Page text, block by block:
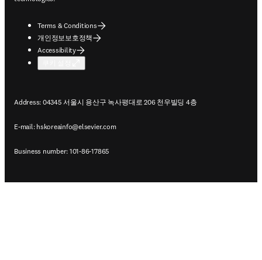
Terms & Conditions
개인정보보호정책
Accessibility
Address: 04345 서울시 용산구 녹사평대로 206 천우빌딩 4층
E-mail: hskoreainfo@elsevier.com
Business number: 101-86-17865